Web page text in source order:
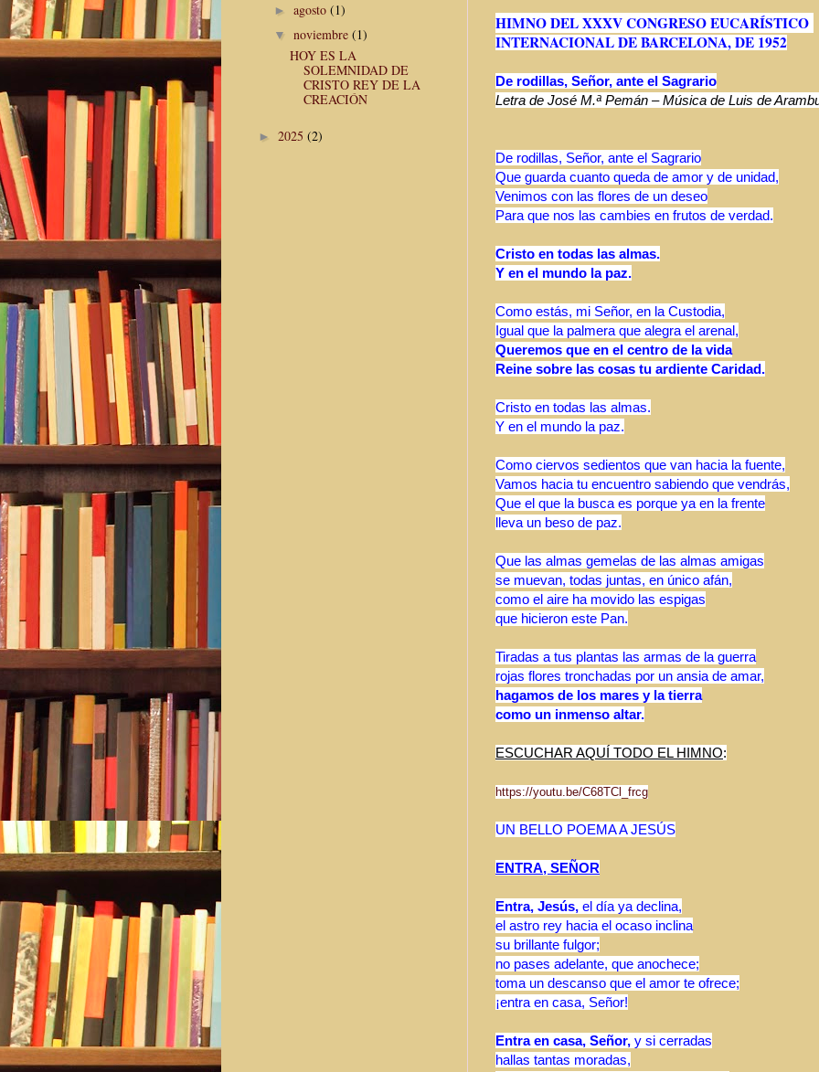
HIMNO DEL XXXV CONGRESO EUCARÍSTICO
INTERNACIONAL DE BARCELONA, DE 1952
De rodillas, Señor, ante el Sagrario
Letra de José M.ª Pemán – Música de Luis de
De rodillas, Señor, ante el Sagrario
Que guarda cuanto queda de amor y de unidad,
Venimos con las flores de un deseo
Para que nos las cambies en frutos de verdad.
Cristo en todas las almas.
Y en el mundo la paz.
Como estás, mi Señor, en la Custodia,
Igual que la palmera que alegra el arenal,
Queremos que en el centro de la vida
Reine sobre las cosas tu ardiente Caridad.
Cristo en todas las almas.
Y en el mundo la paz.
Como ciervos sedientos que van hacia la fuente,
Vamos hacia tu encuentro sabiendo que vendrás,
Que el que la busca es porque ya en la frente
lleva un beso de paz.
Que las almas gemelas de las almas amigas
se muevan, todas juntas, en único afán,
como el aire ha movido las espigas
que hicieron este Pan.
Tiradas a tus plantas las armas de la guerra
rojas flores tronchadas por un ansia de amar,
hagamos de los mares y la tierra
como un inmenso altar.
ESCUCHAR AQUÍ TODO EL HIMNO:
https://youtu.be/C68TCl_frcg
UN BELLO POEMA A JESÚS
ENTRA, SEÑOR
Entra, Jesús, el día ya declina,
el astro rey hacia el ocaso inclina
su brillante fulgor;
no pases adelante, que anochece;
toma un descanso que el amor te ofrece;
¡entra en casa, Señor!
Entra en casa, Señor, y si cerradas
hallas tantas moradas,
► agosto (1)
▼ noviembre (1)
HOY ES LA
SOLEMNIDAD DE
CRISTO REY DE LA
CREACIÓN
► 2025 (2)